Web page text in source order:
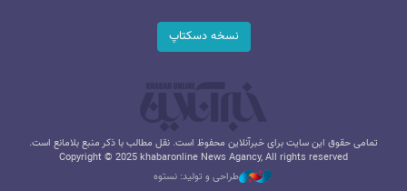
نسخه دسکتاپ
تمامی حقوق این سایت برای خبرآنلاین محفوظ است. نقل مطالب با ذکر منبع بلامانع است.
Copyright © 2025 khabaronline News Agancy, All rights reserved
طراحی و تولید: نستوه